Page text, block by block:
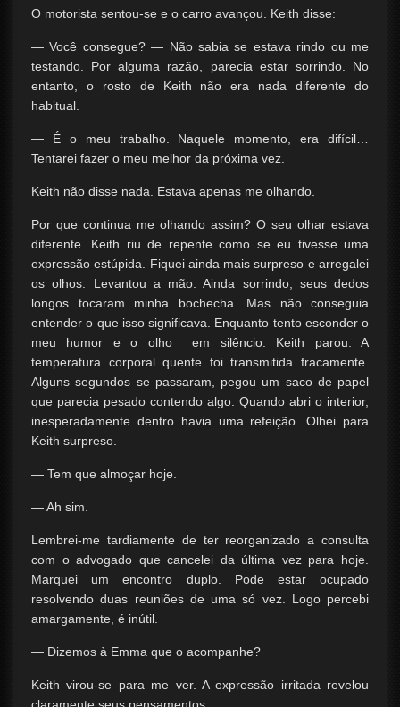
O motorista sentou-se e o carro avançou. Keith disse:
— Você consegue? — Não sabia se estava rindo ou me
testando. Por alguma razão, parecia estar sorrindo. No
entanto, o rosto de Keith não era nada diferente do
habitual.
— É o meu trabalho. Naquele momento, era difícil…
Tentarei fazer o meu melhor da próxima vez.
Keith não disse nada. Estava apenas me olhando.
Por que continua me olhando assim? O seu olhar estava
diferente. Keith riu de repente como se eu tivesse uma
expressão estúpida. Fiquei ainda mais surpreso e arregalei
os olhos. Levantou a mão. Ainda sorrindo, seus dedos
longos tocaram minha bochecha. Mas não conseguia
entender o que isso significava. Enquanto tento esconder o
meu humor e o olho em silêncio. Keith parou. A
temperatura corporal quente foi transmitida fracamente.
Alguns segundos se passaram, pegou um saco de papel
que parecia pesado contendo algo. Quando abri o interior,
inesperadamente dentro havia uma refeição. Olhei para
Keith surpreso.
— Tem que almoçar hoje.
— Ah sim.
Lembrei-me tardiamente de ter reorganizado a consulta
com o advogado que cancelei da última vez para hoje.
Marquei um encontro duplo. Pode estar ocupado
resolvendo duas reuniões de uma só vez. Logo percebi
amargamente, é inútil.
— Dizemos à Emma que o acompanhe?
Keith virou-se para me ver. A expressão irritada revelou